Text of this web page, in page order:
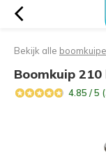
Bekijk alle
Boomkuip
4.85 / 5